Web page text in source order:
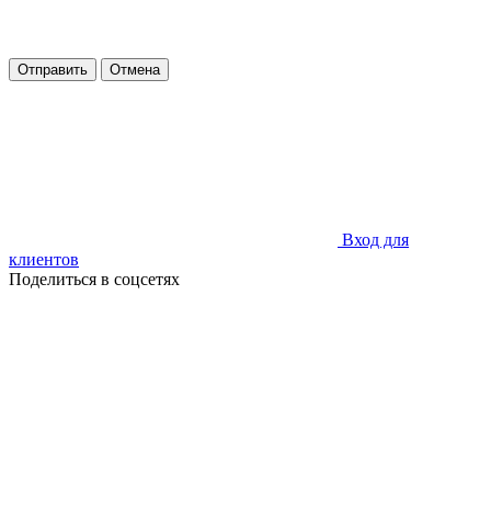
Отправить Отмена
Вход для
клиентов
Поделиться в соцсетях